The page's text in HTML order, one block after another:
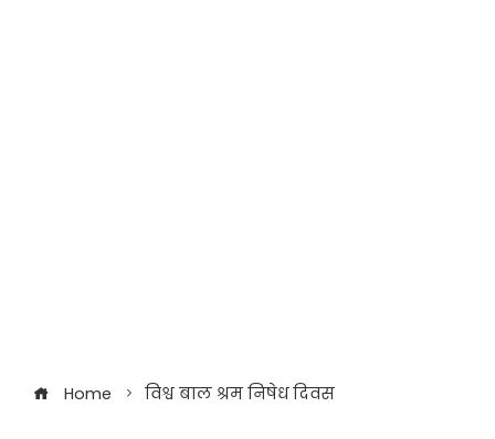
Home विश्व बाल श्रम निषेध दिवस